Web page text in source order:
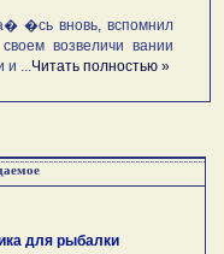
вновь, вспомнил
возвеличи вании
... Читать полностью »
для рыбалки